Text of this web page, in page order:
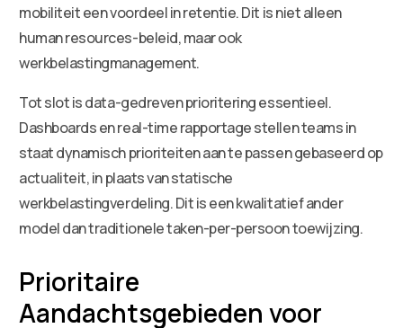
mobiliteit een voordeel in retentie. Dit is niet alleen
human resources-beleid, maar ook
werkbelastingmanagement.
Tot slot is data-gedreven prioritering essentieel.
Dashboards en real-time rapportage stellen teams in
staat dynamisch prioriteiten aan te passen gebaseerd op
actualiteit, in plaats van statische
werkbelastingverdeling. Dit is een kwalitatief ander
model dan traditionele taken-per-persoon toewijzing.
Prioritaire
Aandachtsgebieden voor